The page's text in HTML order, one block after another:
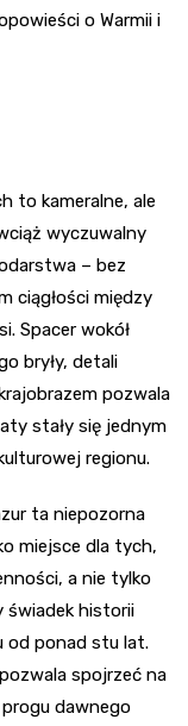
o Warmii i
to kameralne, ale
wyczuwalny
– bez
ciągłości między
Spacer wokół
bryły, detali
pozwala
stały się jednym
regionu.
ta niepozorna
miejsce dla tych,
a nie tylko
świadek historii
od ponad stu lat.
spojrzeć na
dawnego